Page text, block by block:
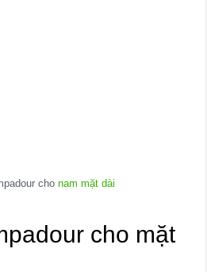
cho nam mặt dài
cho mặt